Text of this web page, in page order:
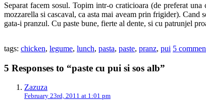
Separat facem sosul. Topim intr-o craticioara (de preferat
mozzarella si cascaval, ca asta mai aveam prin frigider). Cand
gata-i pranzul. Cu paste bune, fierte al dente, si cu patrunjel
tags: chicken, legume, lunch, pasta, paste, pranz, pui 5
5 Responses to “paste cu pui si sos alb”
Zazuza
February 23rd, 2011 at 1:01 pm